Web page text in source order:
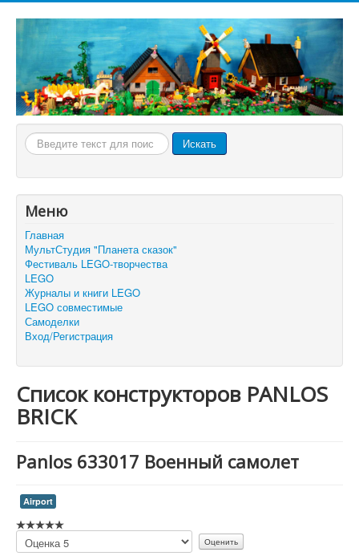
Искать... Искать
Меню
Главная
МультСтудия "Планета сказок"
Фестиваль LEGO-творчества
LEGO
Журналы и книги LEGO
LEGO совместимые
Самоделки
Вход/Регистрация
Список конструкторов PANLOS
BRICK
Panlos 633017 Военный самолет
Airport
Пожалуйста,
оцените